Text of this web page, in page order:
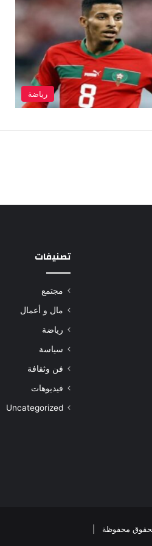
رياضة
تصنيفات
مجتمع
مال و أعمال
رياضة
سياسة
فن وثقافة
فيديوهات
Uncategorized